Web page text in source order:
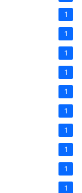
1
1
1
1
1
1
1
1
1
1